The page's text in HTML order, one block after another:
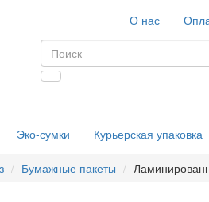
О нас
Эко-сумки Курьерская упаковка
Бумажные пакеты